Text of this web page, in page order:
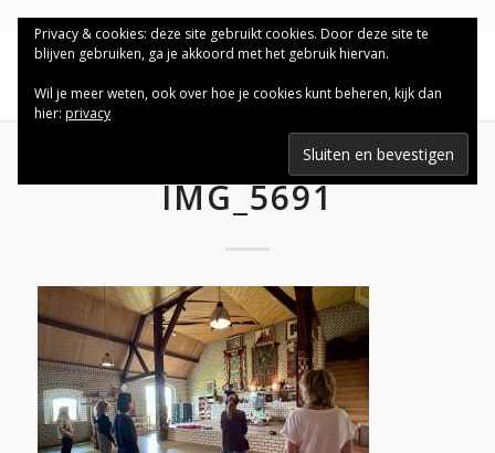
IMG_5691
Privacy & cookies: deze site gebruikt cookies. Door deze site te
blijven gebruiken, ga je akkoord met het gebruik hiervan.
Wil je meer weten, ook over hoe je cookies kunt beheren, kijk dan
hier: privacy